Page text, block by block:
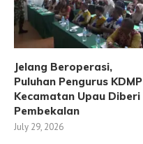
Jelang Beroperasi,
Puluhan Pengurus KDMP
Kecamatan Upau Diberi
Pembekalan
July 29, 2026